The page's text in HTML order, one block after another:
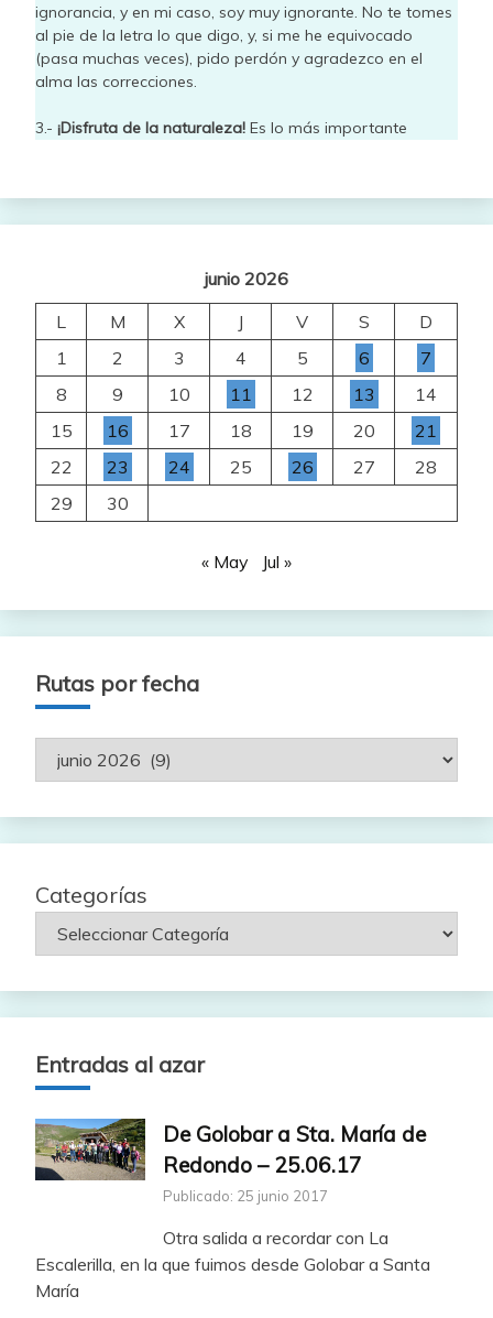
ignorancia, y en mi caso, soy muy ignorante. No te tomes
al pie de la letra lo que digo, y, si me he equivocado
(pasa muchas veces), pido perdón y agradezco en el
alma las correcciones.
3.- ¡Disfruta de la naturaleza! Es lo más importante
junio 2026
L
M X J V S
D
1
2 3 4 5 6
7
8
9 10 11 12 13
14
15
16 17 18 19 20
21
22
23 24 25 26 27
28
29
30
« May Jul »
Rutas por fecha
Rutas
por
Categorías
Entradas al azar
De Golobar a Sta. María de
Redondo – 25.06.17
Publicado: 25 junio 2017
Otra salida a recordar con La
Escalerilla, en la que fuimos desde Golobar a Santa
María